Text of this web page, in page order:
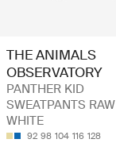
THE ANIMALS
OBSERVATORY
PANTHER KID
SWEATPANTS RAW
WHITE
92 98 104 116 128